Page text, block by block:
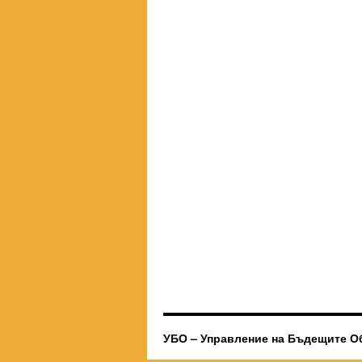
УБО – Управление на Бъдещите